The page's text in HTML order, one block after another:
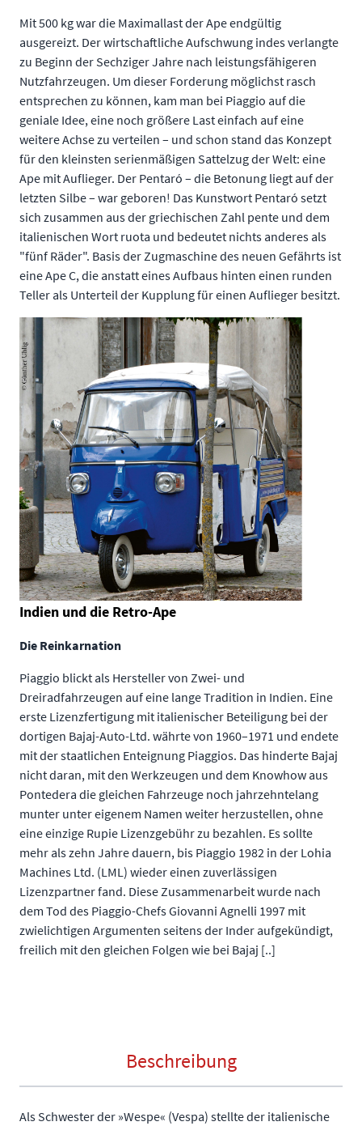
Mit 500 kg war die Maximallast der Ape endgültig
ausgereizt. Der wirtschaftliche Aufschwung indes verlangte
zu Beginn der Sechziger Jahre nach leistungsfähigeren
Nutzfahrzeugen. Um dieser Forderung möglichst rasch
entsprechen zu können, kam man bei Piaggio auf die
geniale Idee, eine noch größere Last einfach auf eine
weitere Achse zu verteilen – und schon stand das Konzept
für den kleinsten serienmäßigen Sattelzug der Welt: eine
Ape mit Auflieger. Der Pentaró – die Betonung liegt auf der
letzten Silbe – war geboren! Das Kunstwort Pentaró setzt
sich zusammen aus der griechischen Zahl pente und dem
italienischen Wort ruota und bedeutet nichts anderes als
"fünf Räder". Basis der Zugmaschine des neuen Gefährts ist
eine Ape C, die anstatt eines Aufbaus hinten einen runden
Teller als Unterteil der Kupplung für einen Auflieger besitzt.
Indien und die Retro-Ape
Die Reinkarnation
Piaggio blickt als Hersteller von Zwei- und
Dreiradfahrzeugen auf eine lange Tradition in Indien. Eine
erste Lizenzfertigung mit italienischer Beteiligung bei der
dortigen Bajaj-Auto-Ltd. währte von 1960–1971 und endete
mit der staatlichen Enteignung Piaggios. Das hinderte Bajaj
nicht daran, mit den Werkzeugen und dem Knowhow aus
Pontedera die gleichen Fahrzeuge noch jahrzehntelang
munter unter eigenem Namen weiter herzustellen, ohne
eine einzige Rupie Lizenzgebühr zu bezahlen. Es sollte
mehr als zehn Jahre dauern, bis Piaggio 1982 in der Lohia
Machines Ltd. (LML) wieder einen zuverlässigen
Lizenzpartner fand. Diese Zusammenarbeit wurde nach
dem Tod des Piaggio-Chefs Giovanni Agnelli 1997 mit
zwielichtigen Argumenten seitens der Inder aufgekündigt,
freilich mit den gleichen Folgen wie bei Bajaj [..]
Beschreibung
Als Schwester der »Wespe« (Vespa) stellte der italienische